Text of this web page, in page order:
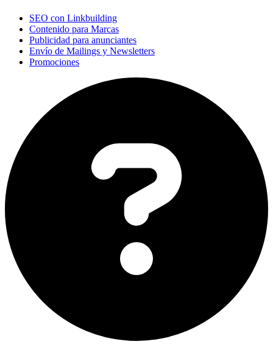
SEO con Linkbuilding
Contenido para Marcas
Publicidad para anunciantes
Envío de Mailings y Newsletters
Promociones